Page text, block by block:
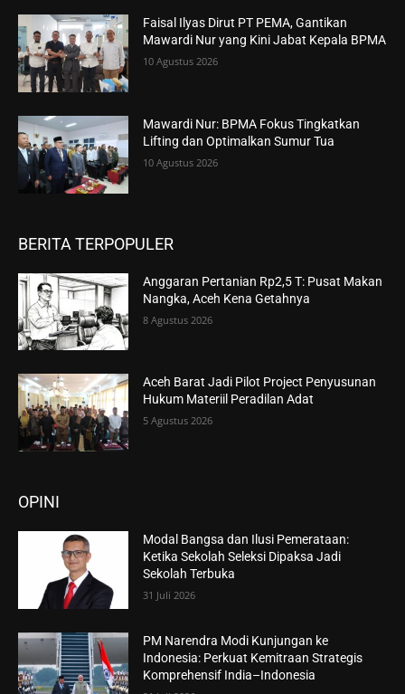
Faisal Ilyas Dirut PT PEMA, Gantikan
Mawardi Nur yang Kini Jabat Kepala BPMA
10 Agustus 2026
Mawardi Nur: BPMA Fokus Tingkatkan
Lifting dan Optimalkan Sumur Tua
10 Agustus 2026
BERITA TERPOPULER
Anggaran Pertanian Rp2,5 T: Pusat Makan
Nangka, Aceh Kena Getahnya
8 Agustus 2026
Aceh Barat Jadi Pilot Project Penyusunan
Hukum Materiil Peradilan Adat
5 Agustus 2026
OPINI
Modal Bangsa dan Ilusi Pemerataan:
Ketika Sekolah Seleksi Dipaksa Jadi
Sekolah Terbuka
31 Juli 2026
PM Narendra Modi Kunjungan ke
Indonesia: Perkuat Kemitraan Strategis
Komprehensif India–Indonesia